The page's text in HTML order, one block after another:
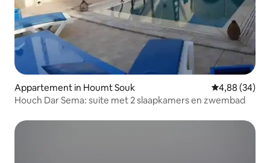
Appartement in Houmt Souk Gemiddelde
4,88 (34)
Houch Dar Sema: suite met 2 slaapkamers en zwembad